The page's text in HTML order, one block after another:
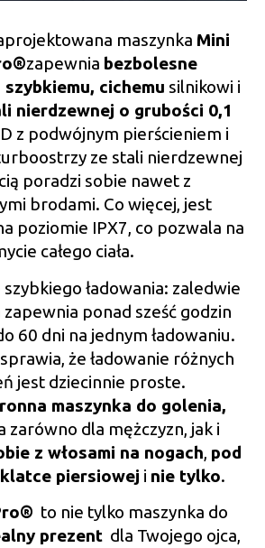
maszynka Mini
zapewnia bezbolesne
szybkiemu, cichemu silnikowi i
nierdzewnej o grubości 0,1
z podwójnym pierścieniem i
ze stali nierdzewnej
poradzi sobie nawet z
brodami. Co więcej, jest
poziomie IPX7, co pozwala na
całego ciała.
ładowania: zaledwie
ponad sześć godzin
60 dni na jednym ładowaniu.
że ​​ładowanie różnych
jest dziecinnie proste.
maszynka do golenia,
zarówno dla mężczyzn, jak i
z włosami na nogach, pod
piersiowej i nie tylko.
to nie tylko maszynka do
prezent dla Twojego ojca,